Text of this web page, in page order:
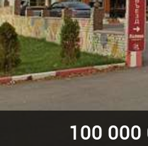
100 000